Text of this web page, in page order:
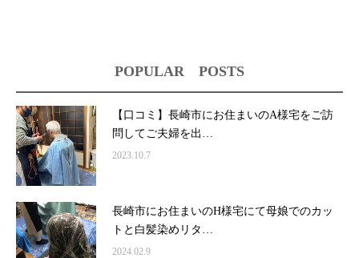
POPULAR POSTS
【口コミ】長崎市にお住まいのA様宅をご訪
問してご夫婦を出…
2023.10.7
長崎市にお住まいのH様宅にて母娘でのカッ
トと白髪染めリタ…
2024.02.9